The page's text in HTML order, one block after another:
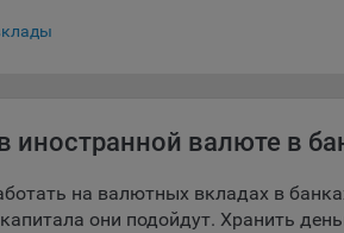
5.3.
5.4.
иностранной валюте в
на валютных вкладах в
они подойдут. Хранить